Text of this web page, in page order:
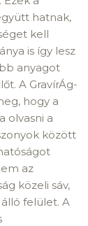
hatnak,
kell
is így lesz
anyagot
A GravírÁg-
hogy a
olvasni a
között
az
közeli sáv,
felület. A